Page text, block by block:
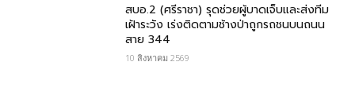
สบอ.2 (ศรีราชา) รุดช่วยผู้บาดเจ็บและส่งทีม
เฝ้าระวัง เร่งติดตามช้างป่าถูกรถชนบนถนน
สาย 344
10 สิงหาคม 2569